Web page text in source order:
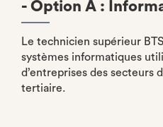
- Option A :
Le technicien supérieur
systèmes informatiques
d’entreprises des secteurs
tertiaire.